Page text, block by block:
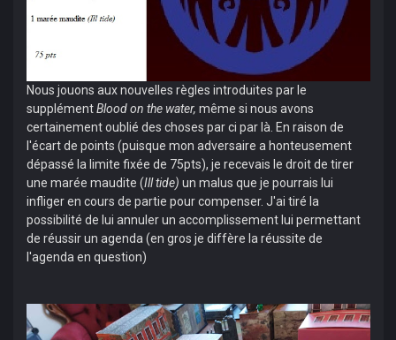
Nous jouons aux nouvelles règles introduites par le
supplémentBlood on the water, même si nous avons
certainement oublié des choses par ci par là. En raison de
l'écart de points (puisque mon adversaire a honteusement
dépassé la limite fixée de 75pts), je recevais le droit de tirer
une marée maudite (Ill tide) un malus que je pourrais lui
infliger en cours de partie pour compenser. J'ai tiré la
possibilité de lui annuler un accomplissement lui permettant
de réussir un agenda (en gros je diffère la réussite de
l'agenda en question)